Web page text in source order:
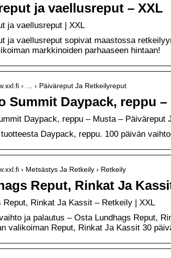
ja vaellusreput – XXL
ja vaellusreput | XXL
ja vaellusreput sopivat maastossa
markkinoiden parhaaseen hintaan!
› … › Päiväreput Ja Retkeilyreput
Summit Daypack, reppu –
Daypack, reppu – Musta – Päiväreput
Daypack, reppu. 100 päivän
› Metsästys Ja Retkeily › Retkeily
Reput, Rinkat Ja
Reput, Rinkat Ja Kassit – Retkeily | XXL
ja palautus – Osta Lundhags Reput,
valikoiman Reput, Rinkat Ja Kassit 30